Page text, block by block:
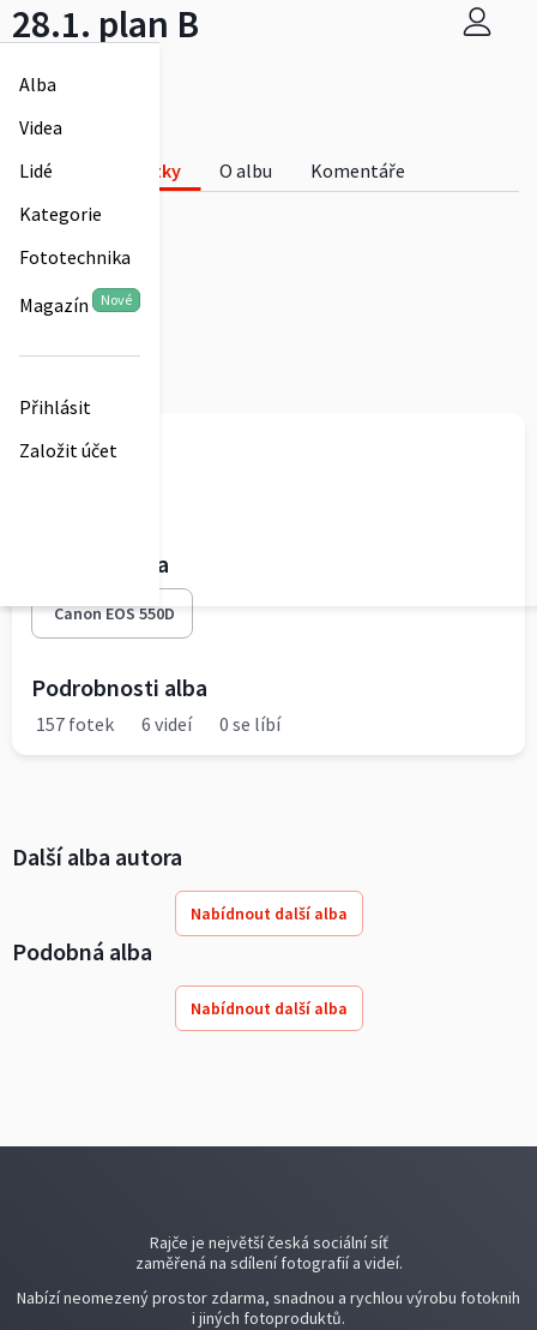
Alba
Videa
Lidé
Kategorie
Fototechnika
Magazín Nové
Přihlásit
Založit účet
28.1. plan B
28.1. plan B
Fotky
O albu
Komentáře
0
Michala
Fototechnika
Canon EOS 550D
Podrobnosti alba
157 fotek 6 videí 0 se líbí
Další alba autora
Nabídnout další alba
Podobná alba
Nabídnout další alba
Rajče je největší česká sociální síť
zaměřená na sdílení fotografií a videí.
Nabízí neomezený prostor zdarma, snadnou a rychlou výrobu fotoknih
i jiných fotoproduktů.